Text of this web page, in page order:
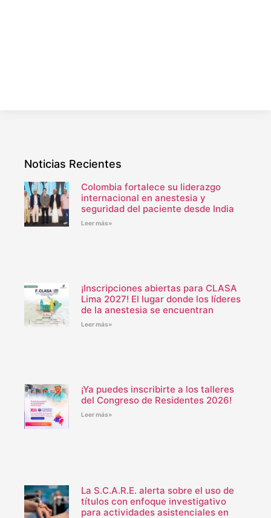
Noticias Recientes
Colombia fortalece su liderazgo
internacional en anestesia y
seguridad del paciente desde India
Leer más»
¡Inscripciones abiertas para CLASA
Lima 2027! El lugar donde los líderes
de la anestesia se encuentran
Leer más»
¡Ya puedes inscribirte a los talleres
del Congreso de Residentes 2026!
Leer más»
La S.C.A.R.E. alerta sobre el uso de
títulos con enfoque investigativo
para actividades asistenciales en